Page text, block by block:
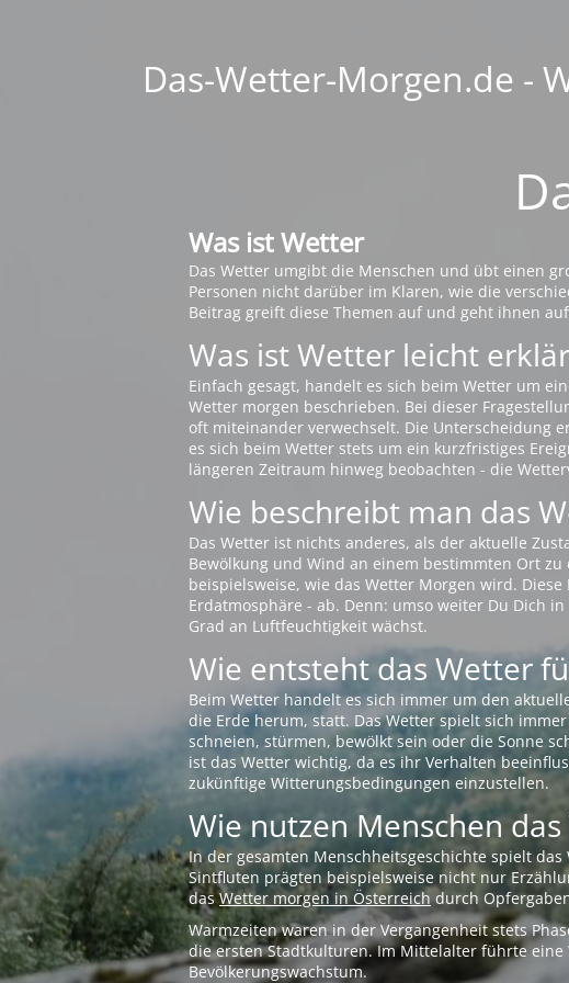
Das-Wetter-Morgen.de -
Was ist Wetter
Das Wetter umgibt die Menschen und übt einen
Personen nicht darüber im Klaren, wie die
Beitrag greift diese Themen auf und geht ihnen
Was ist Wetter leicht
Einfach gesagt, handelt es sich beim Wetter um
Wetter morgen beschrieben. Bei dieser
oft miteinander verwechselt. Die Unterscheidung
es sich beim Wetter stets um ein kurzfristiges
längeren Zeitraum hinweg beobachten - die
Wie beschreibt man das
Das Wetter ist nichts anderes, als der aktuelle
Bewölkung und Wind an einem bestimmten Ort
beispielsweise, wie das Wetter Morgen wird.
Erdatmosphäre - ab. Denn: umso weiter Du Dich
Grad an Luftfeuchtigkeit wächst.
Wie entsteht das Wetter
Beim Wetter handelt es sich immer um den
die Erde herum, statt. Das Wetter spielt sich
schneien, stürmen, bewölkt sein oder die Sonne
ist das Wetter wichtig, da es ihr Verhalten
zukünftige Witterungsbedingungen einzustellen.
Wie nutzen Menschen
In der gesamten Menschheitsgeschichte spielt
Sintfluten prägten beispielsweise nicht nur
dasWetter morgen in Österreichdurch
Warmzeiten waren in der Vergangenheit stets
die ersten Stadtkulturen. Im Mittelalter führte eine
Bevölkerungswachstum.